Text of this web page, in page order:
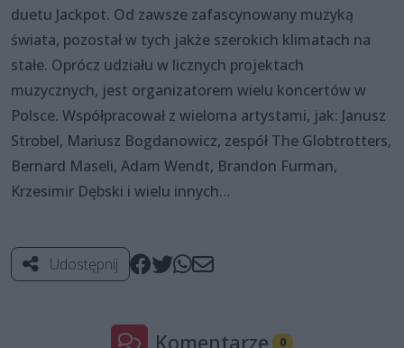
duetu Jackpot. Od zawsze zafascynowany muzyką
świata, pozostał w tych jakże szerokich klimatach na
stałe. Oprócz udziału w licznych projektach
muzycznych, jest organizatorem wielu koncertów w
Polsce. Współpracował z wieloma artystami, jak: Janusz
Strobel, Mariusz Bogdanowicz, zespół The Globtrotters,
Bernard Maseli, Adam Wendt, Brandon Furman,
Krzesimir Dębski i wielu innych…
Udostępnij
Komentarze 0